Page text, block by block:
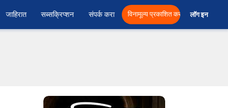
जाहिरात सब्सक्रिप्शन संपर्क करा विनामूल्य प्रकाशित करा लॉग इन